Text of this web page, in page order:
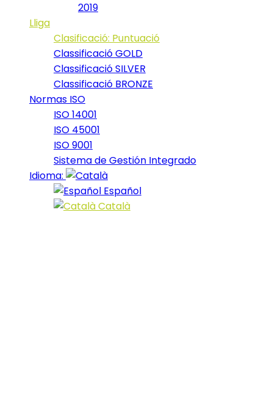
2019
Lliga
Clasificació: Puntuació
Classificació GOLD
Classificació SILVER
Classificació BRONZE
Normas ISO
ISO 14001
ISO 45001
ISO 9001
Sistema de Gestión Integrado
Idioma:
Español
Català